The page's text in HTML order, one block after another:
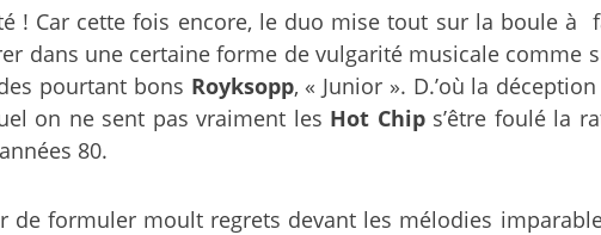
! Car cette fois encore, le duo mise tout sur la boule
dans une certaine forme de vulgarité musicale comme
pourtant bons Royksopp, « Junior ». D.’où la
on ne sent pas vraiment les Hot Chips’être foulé la
80.
de formuler moult regrets devant les mélodies